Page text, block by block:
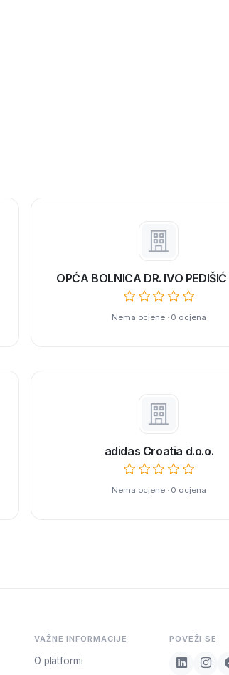
OPĆA BOLNICA DR. IVO
Nema ocjene · 0 ocjena
adidas Croatia d.o.o.
Nema ocjene · 0 ocjena
VAŽNE INFORMACIJE
O platformi
POVEŽI SE